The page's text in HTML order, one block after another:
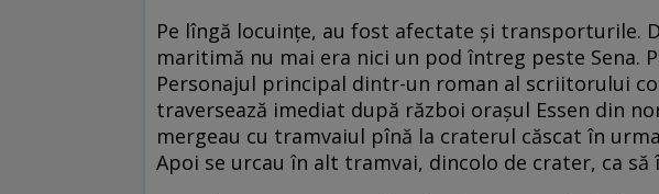
Pe lîngă locuințe, au fost afectate și transporturile.
maritimă nu mai era nici un pod întreg peste Sena.
Personajul principal dintr-un roman al scriitorului
traversează imediat după război orașul Essen din
mergeau cu tramvaiul pînă la craterul căscat în
Apoi se urcau în alt tramvai, dincolo de crater, ca